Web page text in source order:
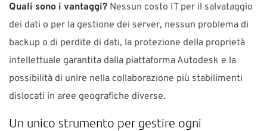
Quali sono i vantaggi? Nessun costo IT per il salvataggio
dei dati o per la gestione dei server, nessun problema di
backup o di perdite di dati, la protezione della proprietà
intellettuale garantita dalla piattaforma Autodesk e la
possibilità di unire nella collaborazione più stabilimenti
dislocati in aree geografiche diverse.
Un unico strumento per gestire ogni